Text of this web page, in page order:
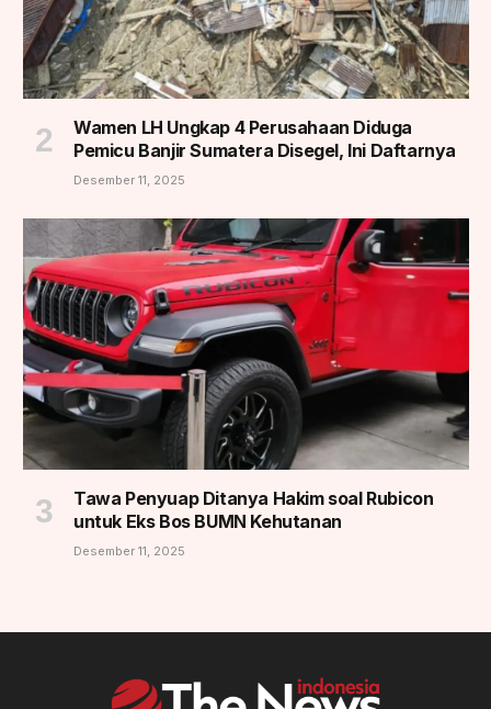
Wamen LH Ungkap 4 Perusahaan Diduga
Pemicu Banjir Sumatera Disegel, Ini Daftarnya
Desember 11, 2025
Tawa Penyuap Ditanya Hakim soal Rubicon
untuk Eks Bos BUMN Kehutanan
Desember 11, 2025